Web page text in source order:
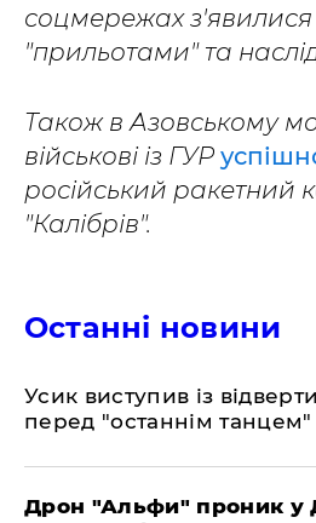
соцмережах
"прильотами" та
Також в Азовському
військові із ГУР
російський ракетний
"Калібрів".
Останні новини
​Усик виступив із
перед "останнім танцем"
​Дрон "Альфи" проник у